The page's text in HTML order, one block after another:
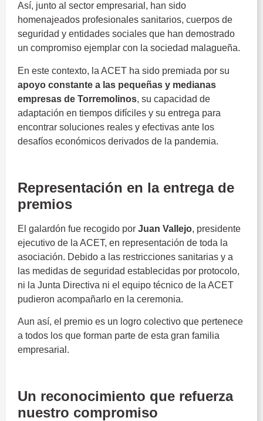
Así, junto al sector empresarial, han sido
homenajeados profesionales sanitarios, cuerpos de
seguridad y entidades sociales que han demostrado
un compromiso ejemplar con la sociedad malagueña.
En este contexto, la ACET ha sido premiada por su
apoyo constante a las pequeñas y medianas
empresas de Torremolinos, su capacidad de
adaptación en tiempos difíciles y su entrega para
encontrar soluciones reales y efectivas ante los
desafíos económicos derivados de la pandemia.
Representación en la entrega de
premios
El galardón fue recogido por Juan Vallejo, presidente
ejecutivo de la ACET, en representación de toda la
asociación. Debido a las restricciones sanitarias y a
las medidas de seguridad establecidas por protocolo,
ni la Junta Directiva ni el equipo técnico de la ACET
pudieron acompañarlo en la ceremonia.
Aun así, el premio es un logro colectivo que pertenece
a todos los que forman parte de esta gran familia
empresarial.
Un reconocimiento que refuerza
nuestro compromiso